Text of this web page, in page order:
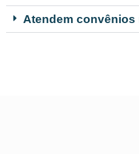
Atendem convênios